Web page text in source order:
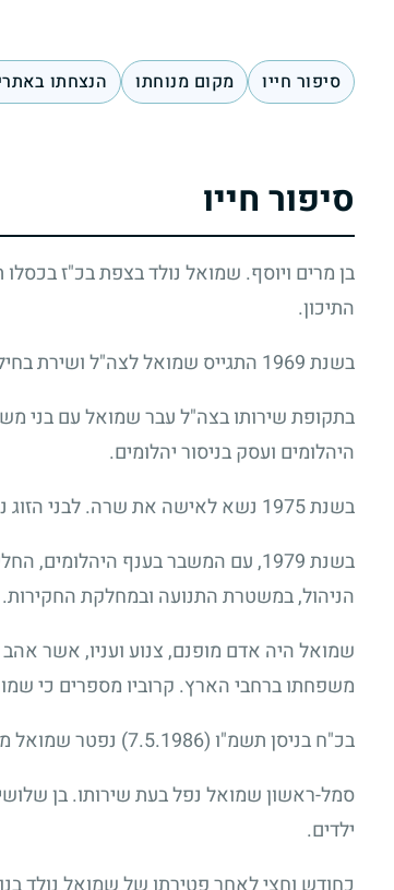
סיפור חייו מקום מנוחתו הנצחתו
סיפור חייו
בן מרים ויוסף. שמואל נולד בצפת בכ"ז
התיכון.
בשנת 1969 התגייס שמואל לצה"ל ושירת בחיל האוויר בבסיס שבחצור.
היהלומים ועסק בניסור יהלומים.
בשנת 1975 נשא לאישה את שרה. לבני הזוג נולדו במהלך השנים שני ילדים, אסי ומירי.
בשנת 1979, עם המשבר בענף
הניהול, במשטרת התנועה ובמחלקת החקירות.
שמואל היה אדם מופנם, צנוע ועניו, אשר
משפחתו ברחבי הארץ. קרוביו מספרים כי
בכ"ח בניסן תשמ"ו (7.5.1986)
נפטר שמואל
סמל-ראשון שמואל נפל בעת שירותו. בן
ילדים.